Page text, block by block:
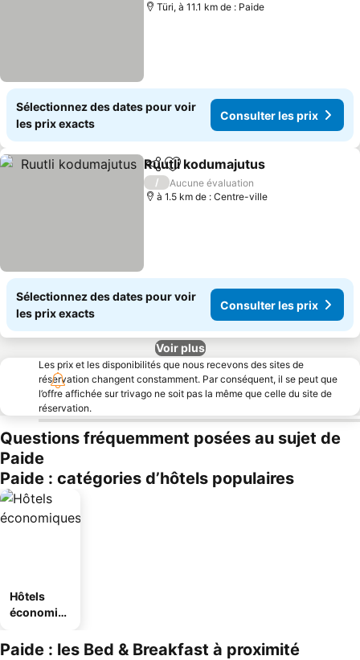
Türi, à 11.1 km de : Paide
Sélectionnez des dates pour voir
les prix exacts
Consulter les prix
PartagerAjouter à mes favoris
Ruutli kodumajutus
/
Aucune évaluation
à 1.5 km de : Centre-ville
Sélectionnez des dates pour voir
les prix exacts
Consulter les prix
Voir plus
Les prix et les disponibilités que nous recevons des sites de
réservation changent constamment. Par conséquent, il se peut que
l’offre affichée sur trivago ne soit pas la même que celle du site de
réservation.
Questions fréquemment posées au sujet de
Paide
Paide : catégories d’hôtels populaires
Hôtels
économiq
Paide : les Bed & Breakfast à proximité